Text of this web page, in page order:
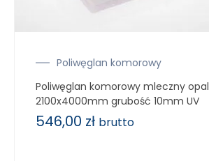
Poliwęglan komorowy
Poliwęglan komorowy mleczny opal
2100x4000mm grubość 10mm UV
546,00 zł brutto